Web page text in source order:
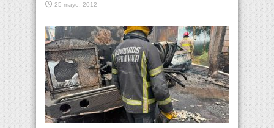
25 mayo, 2012